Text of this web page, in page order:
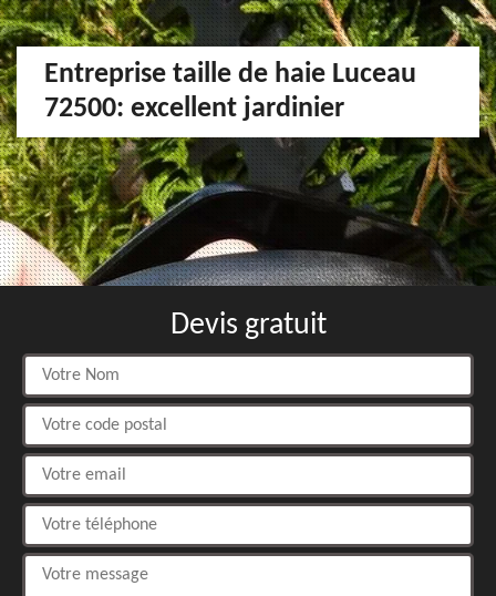
Entreprise taille de haie Luceau
72500: excellent jardinier
Devis gratuit